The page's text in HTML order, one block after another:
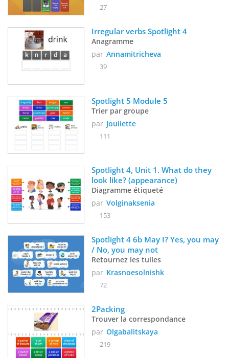
27
Irregular verbs Spotlight 4
Anagramme
par Annamitricheva
39
Spotlight 5 Module 5
Trier par groupe
par Jouliette
111
Spotlight 4, Unit 1. What do they
look like? (appearance)
Diagramme étiqueté
par Volginaksenia
153
Spotlight 4 6b May I? Yes, you may
/ No, you may not
Retournez les tuiles
par Krasnoesolnishk
72
Trouver la correspondance
par Olgabalitskaya
219